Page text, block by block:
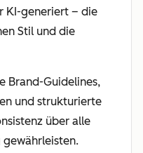
KI-generiert – die
Stil und die
Brand-Guidelines,
und strukturierte
über alle